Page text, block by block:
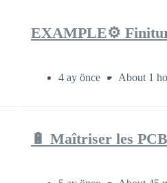
EXAMPLE⚙️
4 ay önce About 1
🔋 Maîtriser les